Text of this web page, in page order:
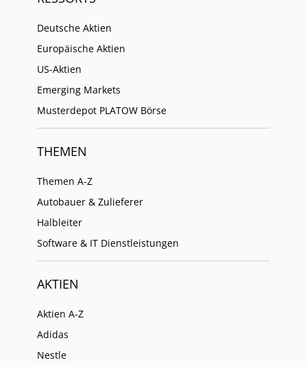
Deutsche Aktien
Europäische Aktien
US-Aktien
Emerging Markets
Musterdepot PLATOW Börse
THEMEN
Themen A-Z
Autobauer & Zulieferer
Halbleiter
Software & IT Dienstleistungen
AKTIEN
Aktien A-Z
Adidas
Nestle